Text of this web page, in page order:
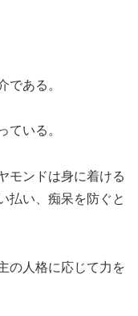
である。
ている。
モンドは身に着ける
払い、痴呆を防ぐと
の人格に応じて力を